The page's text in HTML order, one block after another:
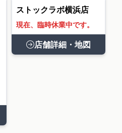
ストックラボ横浜店
現在、臨時休業中です。
店舗詳細・地図